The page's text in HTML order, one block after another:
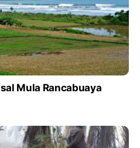
Mula Rancabuaya